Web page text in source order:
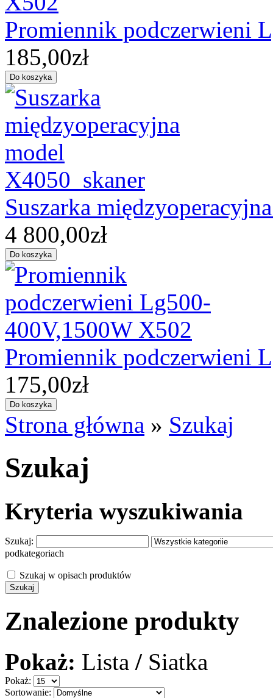
Promiennik podczerwieni
185,00zł
Suszarka
4 800,00zł
Promiennik podczerwieni
175,00zł
Strona główna » Szukaj
Szukaj
Kryteria wyszukiwania
Szukaj:
podkategoriach
Szukaj w opisach produktów
Znalezione produkty
Pokaż: Lista / Siatka
Pokaż:
Sortowanie: